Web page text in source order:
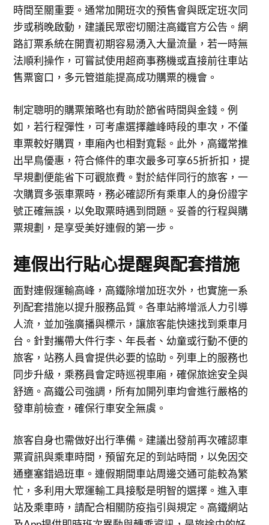
時間至關重要。通常加開班次的預售會與既定班次同
步或稍晚啟動，建議民眾密切關注高鐵官方公告。網
路訂票系統在開賣初期容易湧入大量流量，若一時無
法順利操作，可嘗試使用超商事務機或直接前往車站
售票窗口，多元管道能提高成功購票的機會。
制定聰明的購票策略也有助於節省時間與金錢。例
如，若行程彈性，可考慮選擇離峰時段的車次，不僅
車票較好購買，車廂內也相對寬鬆。此外，高鐵常推
出早鳥優惠，符合條件的車次最多可享65折折扣，提
早規劃便能省下可觀旅費。對於結伴同行的旅客，一
次購買多張車票時，務必確認所有乘車人的身份證字
號正確無誤，以免取票時遇到問題。妥善的行程與購
票規劃，是享受美好連假的第一步。
連假出行貼心提醒與配套措施
面對連假運輸高峰，高鐵除增加班次外，也實施一系
列配套措施以提升服務品質。各車站將增派人力引導
人流，並加強廣播與標示，讓旅客能快速找到乘車月
台。針對攜帶大件行李、年長者、幼童或行動不便的
旅客，站務人員會提供必要的協助。列車上的服務也
同步升級，乘務員會定時巡視車廂，確保旅途安全與
舒適。高鐵公司強調，所有加開列車均會進行嚴格的
發車前檢查，確保行車安全無虞。
旅客自身也需做好出行準備。建議出發前再次確認車
票資訊與乘車時間，預留充足的到站時間，以免因交
通壅塞錯過班車。連假期間車站周邊交通可能較為繁
忙，多利用大眾運輸工具接駁是明智的選擇。進入車
站及乘車時，請配合相關防疫指引與規定。高鐵網站